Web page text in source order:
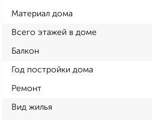
Материал дома
Всего этажей в доме
Балкон
Год постройки дома
Ремонт
Вид жилья